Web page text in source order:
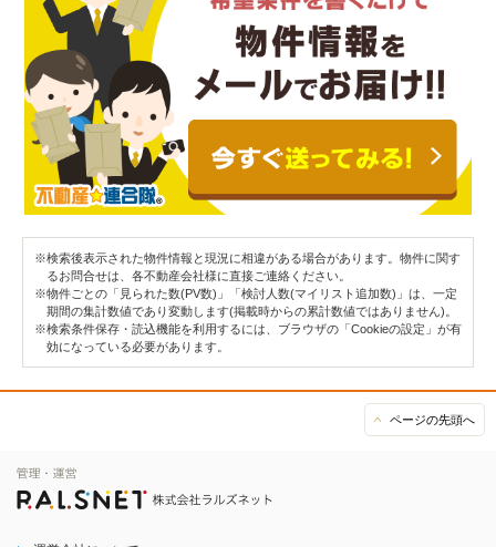
※検索後表示された物件情報と現況に相違がある場合があります。物件に関す
るお問合せは、各不動産会社様に直接ご連絡ください。
※物件ごとの「見られた数(PV数)」「検討人数(マイリスト追加数)」は、一定
期間の集計数値であり変動します(掲載時からの累計数値ではありません)。
※検索条件保存・読込機能を利用するには、ブラウザの「Cookieの設定」が有
効になっている必要があります。
ページの先頭へ